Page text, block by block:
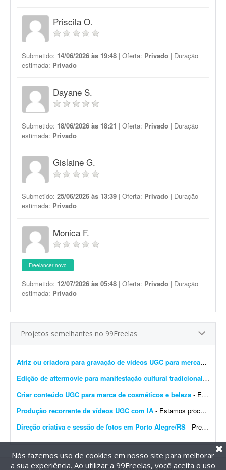
Priscila O.
Submetido: 14/06/2026 às 19:48 | Oferta: Privado | Duração
estimada: Privado
Dayane S.
Submetido: 18/06/2026 às 18:21 | Oferta: Privado | Duração
estimada: Privado
Gislaine G.
Submetido: 25/06/2026 às 13:39 | Oferta: Privado | Duração
estimada: Privado
Monica F.
Freelancer novo
Submetido: 12/07/2026 às 05:48 | Oferta: Privado | Duração
estimada: Privado
Projetos semelhantes no 99Freelas
Atriz ou criadora para gravação de vídeos UGC para mercado imobiliário
Edição de aftermovie para manifestação cultural tradicional
-
Criar conteúdo UGC para marca de cosméticos e beleza - Estamos procurando criadoras UGC para produzir vídeos de beleza e cosméticos para a marca Rainha Nativa. - Nicho: beleza e cosméticos - Conteúdos: naturais, demonstra&c...
Produção recorrente de vídeos UGC com IA - Estamos procurando um(a) profissional para produção recorrente de **vídeos UGC com Inteligência Artificial para anúncios de e-commerce**. Os vídeos dever&a...
Direção criativa e sessão de fotos em Porto Alegre/RS - Preciso de um profissional com olhar contemporâneo para a fotografia e referências em design e arquitetura para fotografar os 4 sócios da minha marca de móveis de design. ...
Nós fazemos uso de cookies em nosso site para melhorar
a sua experiência. Ao utilizar a 99Freelas, você aceita o uso